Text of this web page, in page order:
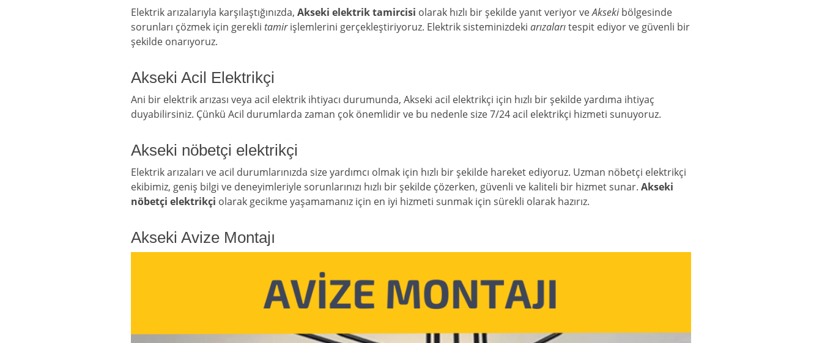
Elektrik arızalarıyla karşılaştığınızda, Akseki elektrik tamircisi olarak hızlı bir şekilde yanıt veriyor veAksekibölgesinde
sorunları çözmek için gerekli tamirişlemlerini gerçekleştiriyoruz. Elektrik sisteminizdeki arızalarıtespit ediyor ve güvenli bir
şekilde onarıyoruz.
Akseki Acil Elektrikçi
Ani bir elektrik arızası veya acil elektrik ihtiyacı durumunda, Akseki acil elektrikçi için hızlı bir şekilde yardıma ihtiyaç
duyabilirsiniz. Çünkü Acil durumlarda zaman çok önemlidir ve bu nedenle size 7/24 acil elektrikçi hizmeti sunuyoruz.
Akseki nöbetçi elektrikçi
Elektrik arızaları ve acil durumlarınızda size yardımcı olmak için hızlı bir şekilde hareket ediyoruz. Uzman nöbetçi elektrikçi
ekibimiz, geniş bilgi ve deneyimleriyle sorunlarınızı hızlı bir şekilde çözerken, güvenli ve kaliteli bir hizmet sunar. Akseki
nöbetçi elektrikçi olarak gecikme yaşamamanız için en iyi hizmeti sunmak için sürekli olarak hazırız.
Akseki Avize Montajı